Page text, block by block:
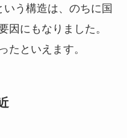
う構造は、のちに国
因にもなりました。
たといえます。